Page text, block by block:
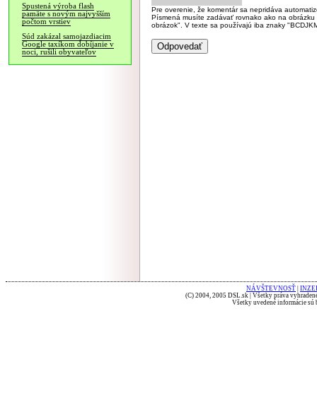
Spustená výroba flash
pamäte s novým najvyšším
počtom vrstiev
Súd zakázal samojazdiacim
Google taxíkom dobíjanie v
noci, rušili obyvateľov
Pre overenie, že komentár sa nepridáva
Písmená musíte zadávať rovnako ako na
obrázok". V texte sa používajú iba znaky
NÁVŠTEVNOSŤ
(C) 2004, 2005 DSL.sk | Všetky práva
Všetky uvedené informácie sú